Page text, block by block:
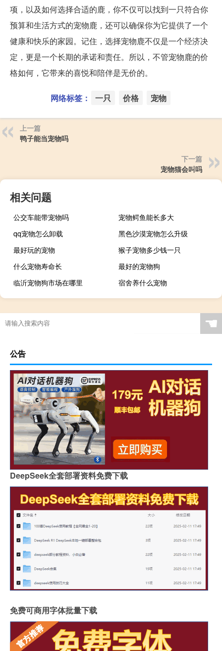
项，以及如何选择合适的鹿，你不仅可以找到一只符合你
预算和生活方式的宠物鹿，还可以确保你为它提供了一个
健康和快乐的家园。记住，选择宠物鹿不仅是一个经济决
定，更是一个长期的承诺和责任。所以，不管宠物鹿的价
格如何，它带来的喜悦和陪伴是无价的。
网络标签： 一只 价格 宠物
上一篇
鸭子能当宠物吗
下一篇
宠物猫会叫吗
相关问题
公交车能带宠物吗
宠物鳄鱼能长多大
qq宠物怎么卸载
黑色沙漠宠物怎么升级
最好玩的宠物
猴子宠物多少钱一只
什么宠物寿命长
最好的宠物狗
临沂宠物狗市场在哪里
宿舍养什么宠物
☚
公告
DeepSeek全套部署资料免费下载
免费可商用字体批量下载